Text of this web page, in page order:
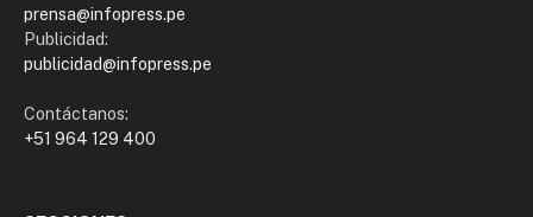
prensa@infopress.pe
Publicidad:
publicidad@infopress.pe
Contáctanos:
+51 964 129 400